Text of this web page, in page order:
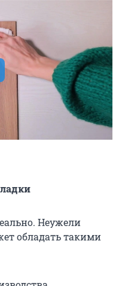
Неужели
обладать такими